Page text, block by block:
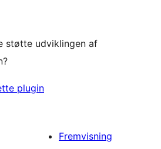
støtte udviklingen af
plugin
Fremvisning